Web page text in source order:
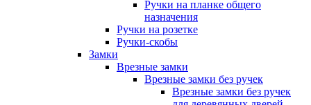
Ручки на планке общего
назначения
Ручки на розетке
Ручки-скобы
Замки
Врезные замки
Врезные замки без ручек
Врезные замки без ручек